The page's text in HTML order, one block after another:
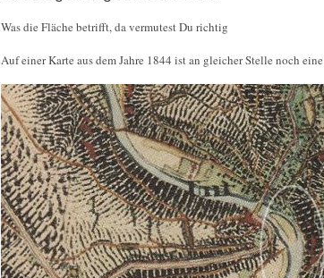
Was die Fläche betrifft, da vermutest Du richtig
Auf einer Karte aus dem Jahre 1844 ist an gleicher Stelle noch